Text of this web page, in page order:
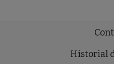
Historial